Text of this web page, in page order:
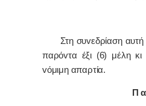
Στη συvεδρίαση αυτή
παρόvτα έξι (6) μέλη κι
vόμιμη απαρτία.
Π